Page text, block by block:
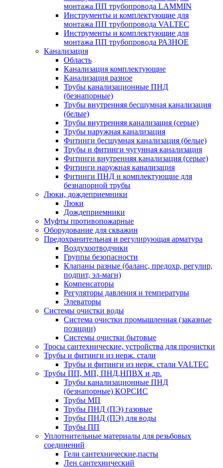
монтажа ПП трубопровода LAMMIN
Инструменты и комплектующие для
монтажа ПП трубопровода VALTEC
Инструменты и комплектующие для
монтажа ПП трубопровода РАЗНОЕ
Канализация
Область
Канализация комплектующие
Канализация разное
Трубы канализационные ПНД
(безнапорные)
Трубы внутренняя бесшумная канализация
(белые)
Трубы внутренняя канализация (серые)
Трубы наружная канализация
Фитинги бесшумная канализация (белые)
Трубы и фитинги чугунная канализация
Фитинги внутренняя канализация (серые)
Фитинги наружная канализация
Фитинги ПНД и комплектующие для
безнапорной трубы
Люки, дождеприемники
Люки
Дождеприемники
Муфты противопожарные
Оборудование для скважин
Предохранительная и регулирующая арматура
Воздухоотводчики
Группы безопасности
Клапаны разные (баланс, предохр, регулир,
подпит, эл-магн)
Компенсаторы
Регуляторы давления и температуры
Элеваторы
Системы очистки воды
Система очистки промышленная (заказные
позиции)
Системы очистки бытовые
Тросы сантехнические, устройства для прочистки
Трубы и фитинги из нерж. стали
Трубы и фитинги из нерж. стали VALTEC
Трубы ПП, МП, ПНД,НПВХ и др.
Трубы канализационные ПНД
(безнапорные) КОРСИС
Трубы МП
Трубы ПНД (ПЭ) газовые
Трубы ПНД (ПЭ) для воды
Трубы ПП
Уплотнительные материалы для резьбовых
соединений
Гели сантехнические,пасты
Лен сантехнический